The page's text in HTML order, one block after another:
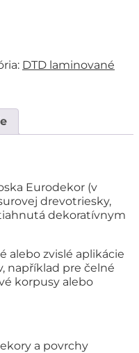
DTD laminované
Eurodekor (v
drevotriesky,
dekoratívnym
alebo zvislé aplikácie
například pre čelné
korpusy alebo
a povrchy